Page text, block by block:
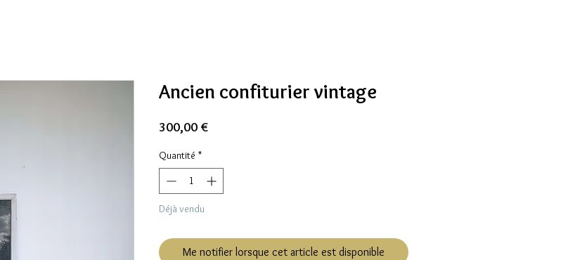
Ancien confiturier vintage
300,00 €Prix
Quantité *
Déjà vendu
Me notifier lorsque cet article est disponible